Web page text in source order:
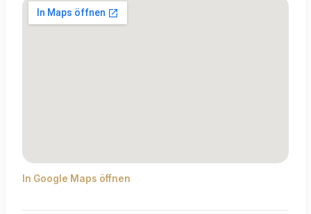
In Google Maps öffnen